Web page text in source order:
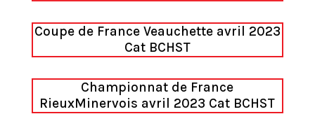
Coupe de France Veauchette avril 2023
Cat BCHST
Championnat de France
RieuxMinervois avril 2023 Cat BCHST